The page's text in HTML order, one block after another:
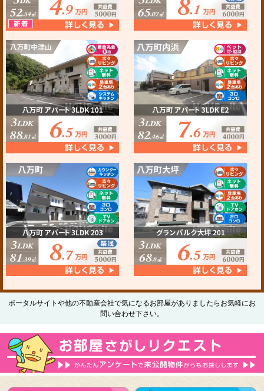
ポータルサイトや他の不動産会社で気になるお部屋がありましたらお気軽にお
問い合わせ下さい。